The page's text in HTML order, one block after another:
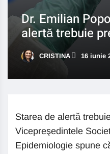
Dr. Emilian
alertă trebuie
CRISTINA 16 iunie
Starea de alertă
Vicepreşedintele
Epidemiologie spune